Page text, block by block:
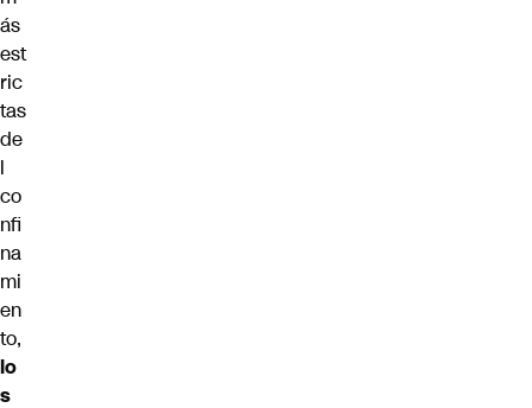
ás
est
ric
tas
de
l
co
nfi
na
mi
en
to,
lo
s